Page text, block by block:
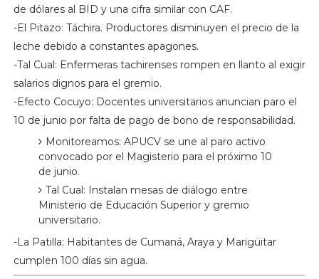
de dólares al BID y una cifra similar con CAF.
-El Pitazo: Táchira. Productores disminuyen el precio de la
leche debido a constantes apagones.
-Tal Cual: Enfermeras tachirenses rompen en llanto al exigir
salarios dignos para el gremio.
-Efecto Cocuyo: Docentes universitarios anuncian paro el
10 de junio por falta de pago de bono de responsabilidad.
Monitoreamos: APUCV se une al paro activo
convocado por el Magisterio para el próximo 10
de junio.
Tal Cual: Instalan mesas de diálogo entre
Ministerio de Educación Superior y gremio
universitario.
-La Patilla: Habitantes de Cumaná, Araya y Marigüitar
cumplen 100 días sin agua.